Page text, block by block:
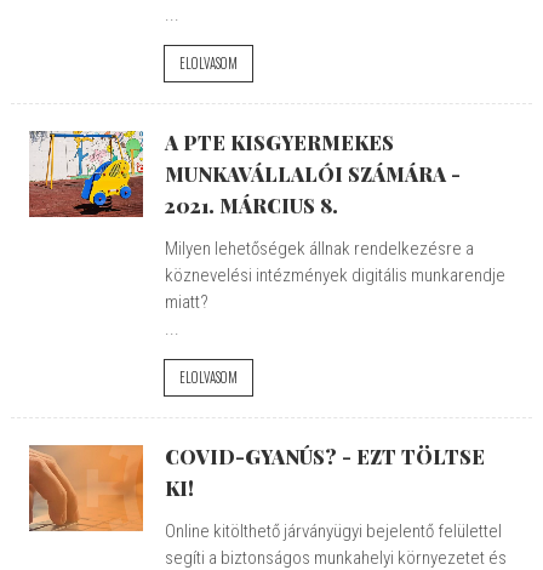
...
ELOLVASOM
A PTE KISGYERMEKES
MUNKAVÁLLALÓI SZÁMÁRA -
2021. MÁRCIUS 8.
Milyen lehetőségek állnak rendelkezésre a
köznevelési intézmények digitális munkarendje
miatt?
...
ELOLVASOM
COVID-GYANÚS? - EZT TÖLTSE
KI!
Online kitölthető járványügyi bejelentő felülettel
segíti a biztonságos munkahelyi környezetet és